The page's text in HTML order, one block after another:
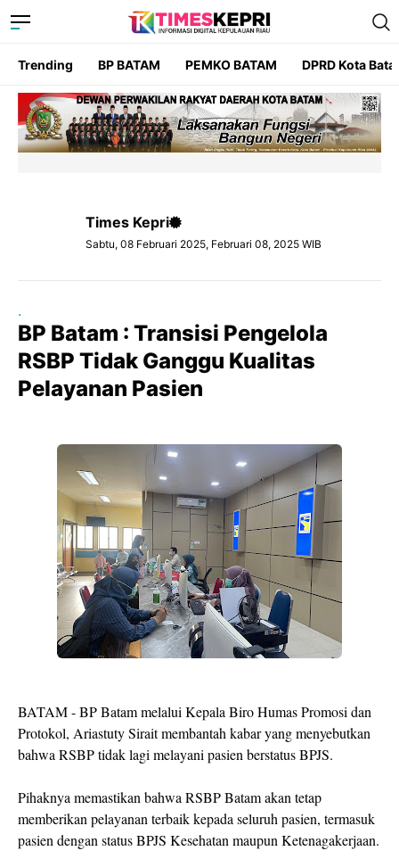
Trending BP BATAM PEMKO BATAM DPRD Kota
Times Kepri
Sabtu, 08 Februari 2025, Februari 08, 2025 WIB
.
BP Batam : Transisi Pengelola
RSBP Tidak Ganggu Kualitas
Pelayanan Pasien
BATAM - BP Batam melalui Kepala Biro Humas Promosi dan
Protokol, Ariastuty Sirait membantah kabar yang menyebutkan
bahwa RSBP tidak lagi melayani pasien berstatus BPJS.
Pihaknya memastikan bahwa RSBP Batam akan tetap
memberikan pelayanan terbaik kepada seluruh pasien, termasuk
pasien dengan status BPJS Kesehatan maupun Ketenagakerjaan.